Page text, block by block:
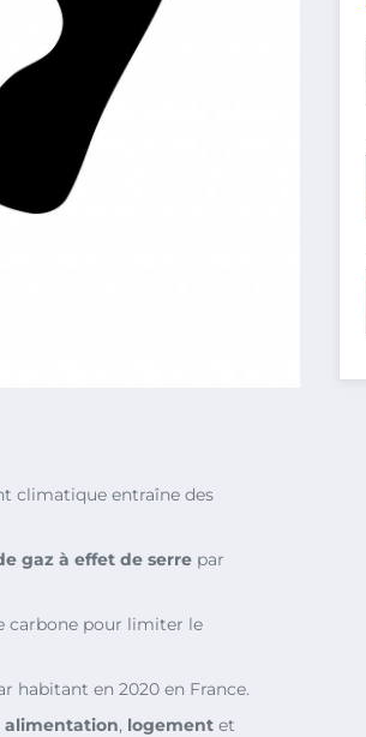
climatique entraîne des
gaz à effet de serre par
carbone pour limiter le
habitant en 2020 en France.
alimentation, logement et